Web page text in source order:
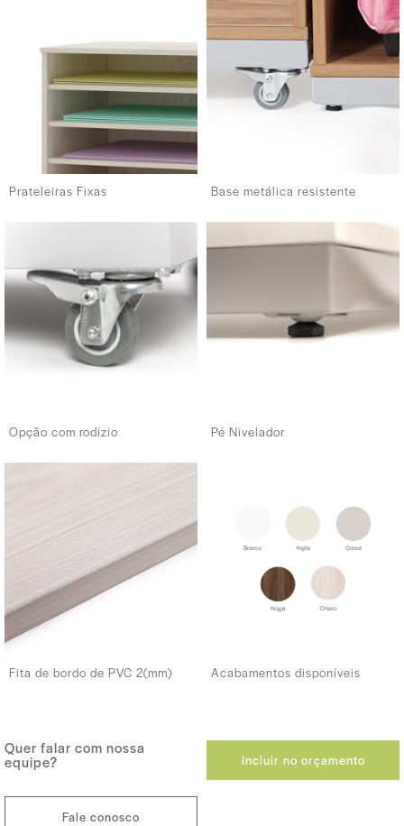
Prateleiras Fixas Base metálica resistente
Opção com rodízio Pé Nivelador
Fita de bordo de PVC 2(mm) Acabamentos disponíveis
Quer falar com nossa
equipe?
Fale conosco
Incluir no orçamento